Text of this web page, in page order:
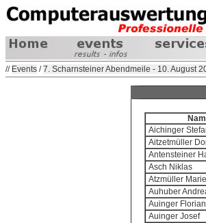
// Events /7. Scharnsteiner Abendmeile - 10. August
Aichinger
Aitzetmüller
Antensteiner
Asch Niklas
Atzmüller
Auhuber
Auinger Florian
Auinger Josef